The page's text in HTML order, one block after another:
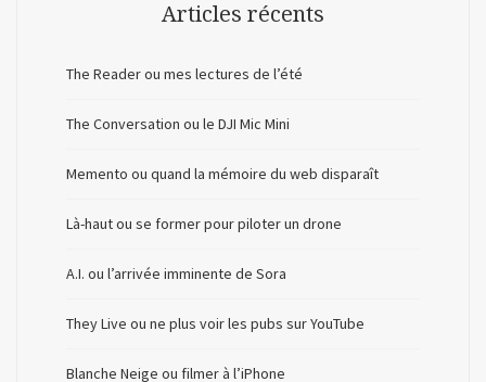
Articles récents
The Reader ou mes lectures de l’été
The Conversation ou le DJI Mic Mini
Memento ou quand la mémoire du web disparaît
Là-haut ou se former pour piloter un drone
A.I. ou l’arrivée imminente de Sora
They Live ou ne plus voir les pubs sur YouTube
Blanche Neige ou filmer à l’iPhone